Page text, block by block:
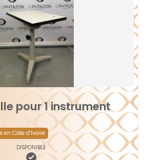
pour 1 instrument
en Côte d'Ivoire
DISPONIBLE